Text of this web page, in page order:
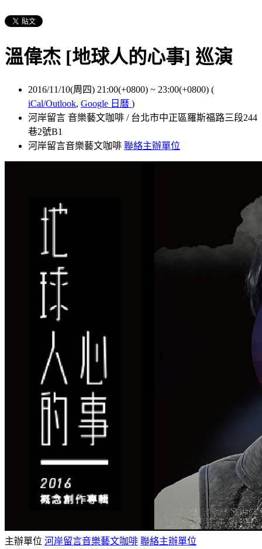
溫偉杰 [地球人的心事] 巡演
2016/11/10(周四) 21:00(+0800) ~ 23:00(+0800) (
iCal/Outlook, Google 日曆 )
河岸留言 音樂藝文咖啡 / 台北市中正區羅斯福路三段244
巷2號B1
河岸留言音樂藝文咖啡 聯絡主辦單位
主辦單位 河岸留言音樂藝文咖啡 聯絡主辦單位